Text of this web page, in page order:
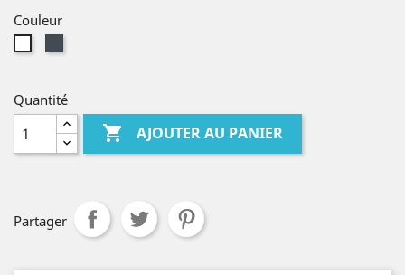
Couleur
Quantité
 AJOUTER AU PANIER
Partager